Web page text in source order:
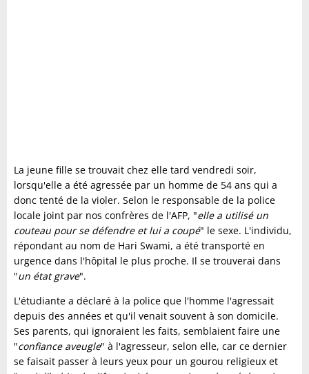
La jeune fille se trouvait chez elle tard vendredi soir,
lorsqu'elle a été agressée par un homme de 54 ans qui a
donc tenté de la violer. Selon le responsable de la police
locale joint par nos confrères de l'AFP, "elle a utilisé un
couteau pour se défendre et lui a coupé" le sexe. L'individu,
répondant au nom de Hari Swami, a été transporté en
urgence dans l'hôpital le plus proche. Il se trouverai dans
"un état grave".
L'étudiante a déclaré à la police que l'homme l'agressait
depuis des années et qu'il venait souvent à son domicile.
Ses parents, qui ignoraient les faits, semblaient faire une
"confiance aveugle" à l'agresseur, selon elle, car ce dernier
se faisait passer à leurs yeux pour un gourou religieux et